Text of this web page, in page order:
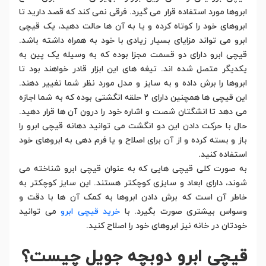
ابروها مورد استفاده قرار می گیرد. فرقی نمی کند که قصد دارید تا
ابروهای خود را کوتاه کرده و یا به آن ها حالت دهید، یک قیچی
ابرو می تواند مزایای بسیار زیادی با خود به همراه داشته باشد.
قیچی ابرو دارای دو قسمت مجزا بوده که به وسیله یک پین به
یکدیگر متصل شده اند. تیغه های این ابزار قادر خواهند بود تا
ابروها را برش داده و به سایز و مدل مورد نظر شما تغییر دهند.
این قیچی ها همچنین دارای 2 حلقه انگشتی بوده که به شما اجازه
می دهد تا انشگتان شصت و اشاره خود را درون آن ها قرار دهید.
حال با حرکت دادن این دو انگشت می توانید دهانه قیچی ابرو را
باز و بسته کرده و از آن برای اصلاح و یا فرم دهی به ابروهای خود
استفاده کنید.
به صورت کلی قیچی هایی که به عنوان قیچی ابرو شناخته می
شوند، دارای ابعاد و سایزی کوچکتر هستند. این سایز کوچکتر به
خاطر آن است که برش دادن ابروها به کمک آن ها با دقت و
وسواس بیشتری صورت بگیرد. با خرید قیچی ابرومی توانید
خودتان در خانه نیز ابروهای خود را اصلاح کنید.
قیچی ابرو دوبچه جویل چیست؟